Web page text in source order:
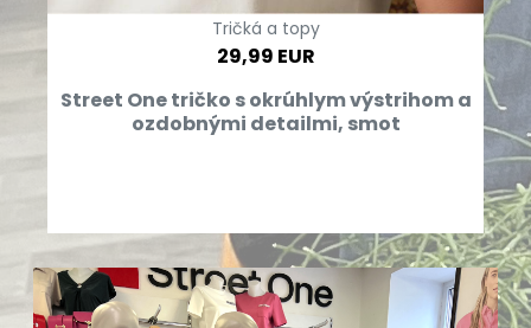
Tričká a topy
29,99 EUR
Street One tričko s okrúhlym výstrihom a
ozdobnými detailmi, smot